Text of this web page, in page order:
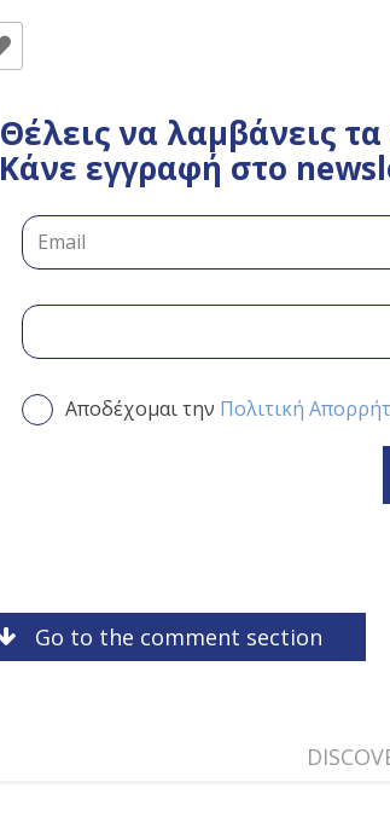
Θέλεις να λαμβάνεις
Κάνε εγγραφή στο
Αποδέχομαι την Πολιτική
Go to the comment section